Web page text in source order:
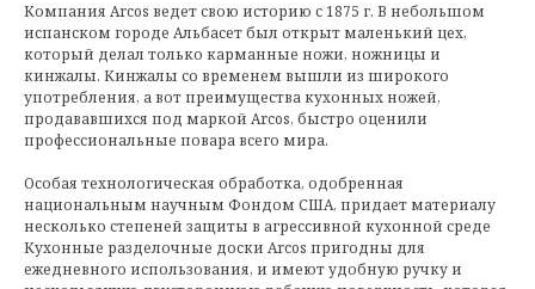
Компания Arcos ведет свою историю с 1875 г. В небольшом
испанском городе Альбасет был открыт маленький цех,
который делал только карманные ножи, ножницы и
кинжалы. Кинжалы со временем вышли из широкого
употребления, а вот преимущества кухонных ножей,
продававшихся под маркой Аrcos, быстро оценили
профессиональные повара всего мира.
Особая технологическая обработка, одобренная
национальным научным Фондом США, придает материалу
несколько степеней защиты в агрессивной кухонной среде
Кухонные разделочные доски Arcos пригодны для
ежедневного использования, и имеют удобную ручку и